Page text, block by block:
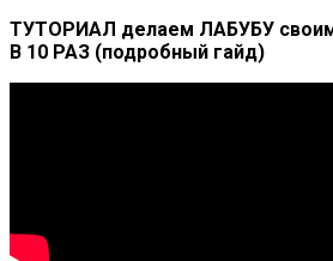
ТУТОРИАЛ делаем ЛАБУБУ
В 10 РАЗ (подробный гайд)